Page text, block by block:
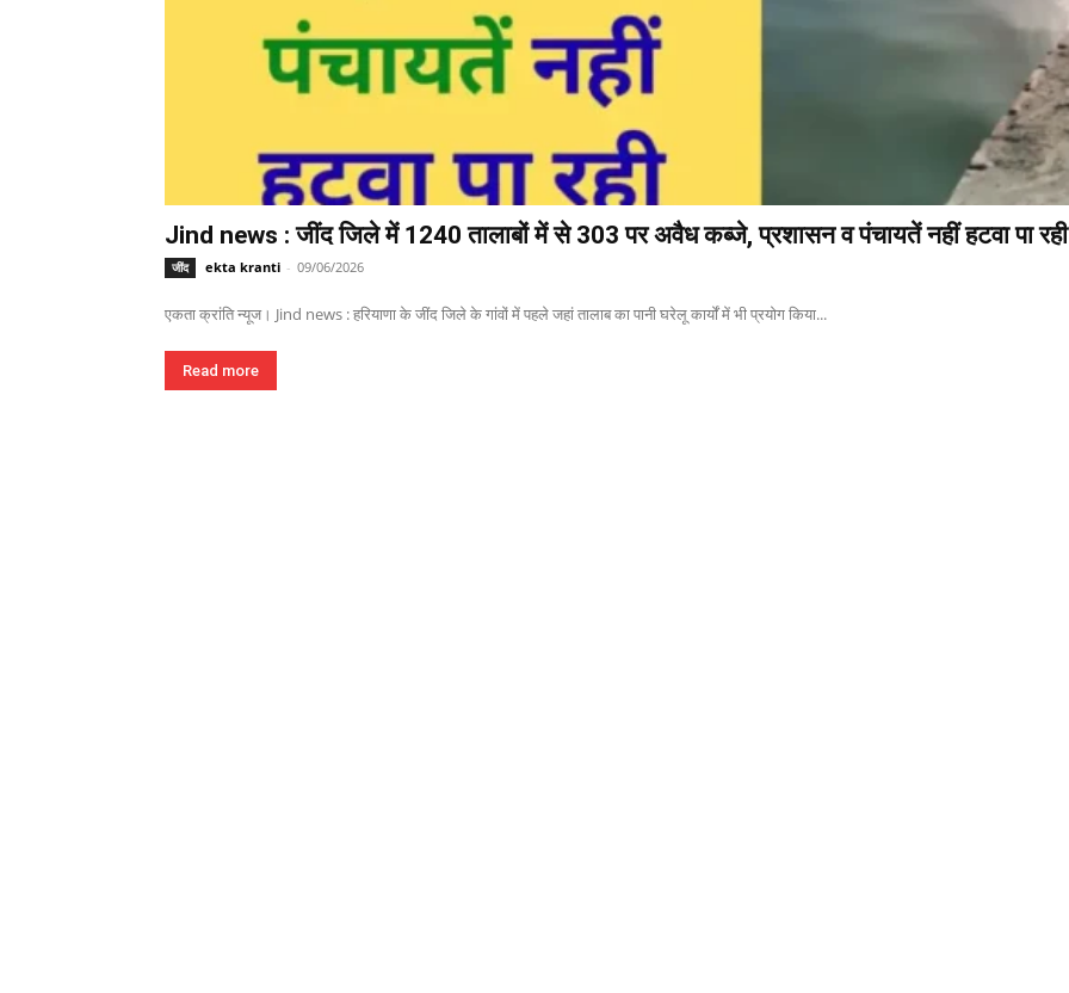
Jind news : जींद जिले में 1240 तालाबों में से 303 पर अवैध कब्जे, प्रशासन व पंचायतें नहीं हटवा पा रही
जींद ekta kranti - 09/06/2026
एकता क्रांति न्यूज। Jind news : हरियाणा के जींद जिले के गांवों में पहले जहां तालाब का पानी घरेलू कार्यों में भी प्रयोग किया...
Read more